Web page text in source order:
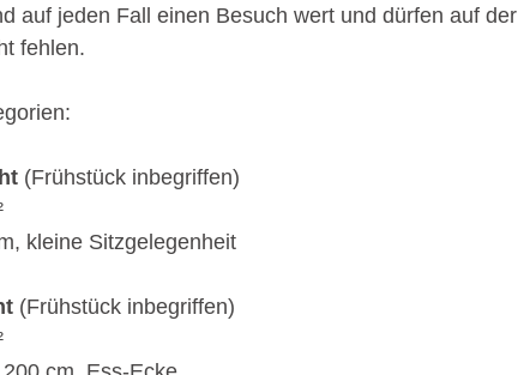
auf jeden Fall einen Besuch wert und dürfen auf der
fehlen.
(Frühstück inbegriffen)
kleine Sitzgelegenheit
(Frühstück inbegriffen)